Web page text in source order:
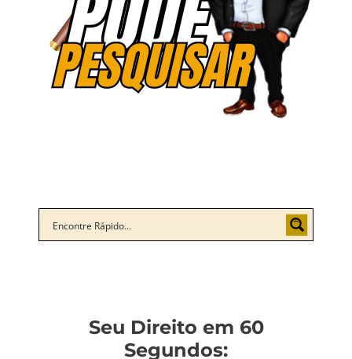
Seu Direito em 60
Segundos: